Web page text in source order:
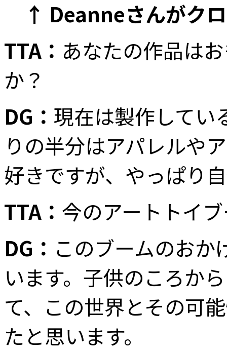
↑ Deanneさんがク
TTA： あなたの作品は
か？
DG： 現在は製作してい
りの半分はアパレルや
好きですが、やっぱり
TTA： 今のアートトイ
DG： このブームのお
います。子供のころか
て、この世界とその可
たと思います。